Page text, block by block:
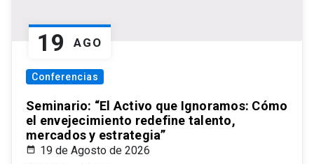
19 AGO
Conferencias
Seminario: “El Activo que Ignoramos: Cómo
el envejecimiento redefine talento,
mercados y estrategia”
19 de Agosto de 2026